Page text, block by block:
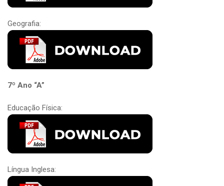
Geografia:
7º Ano “A”
Educação Física:
Língua Inglesa: